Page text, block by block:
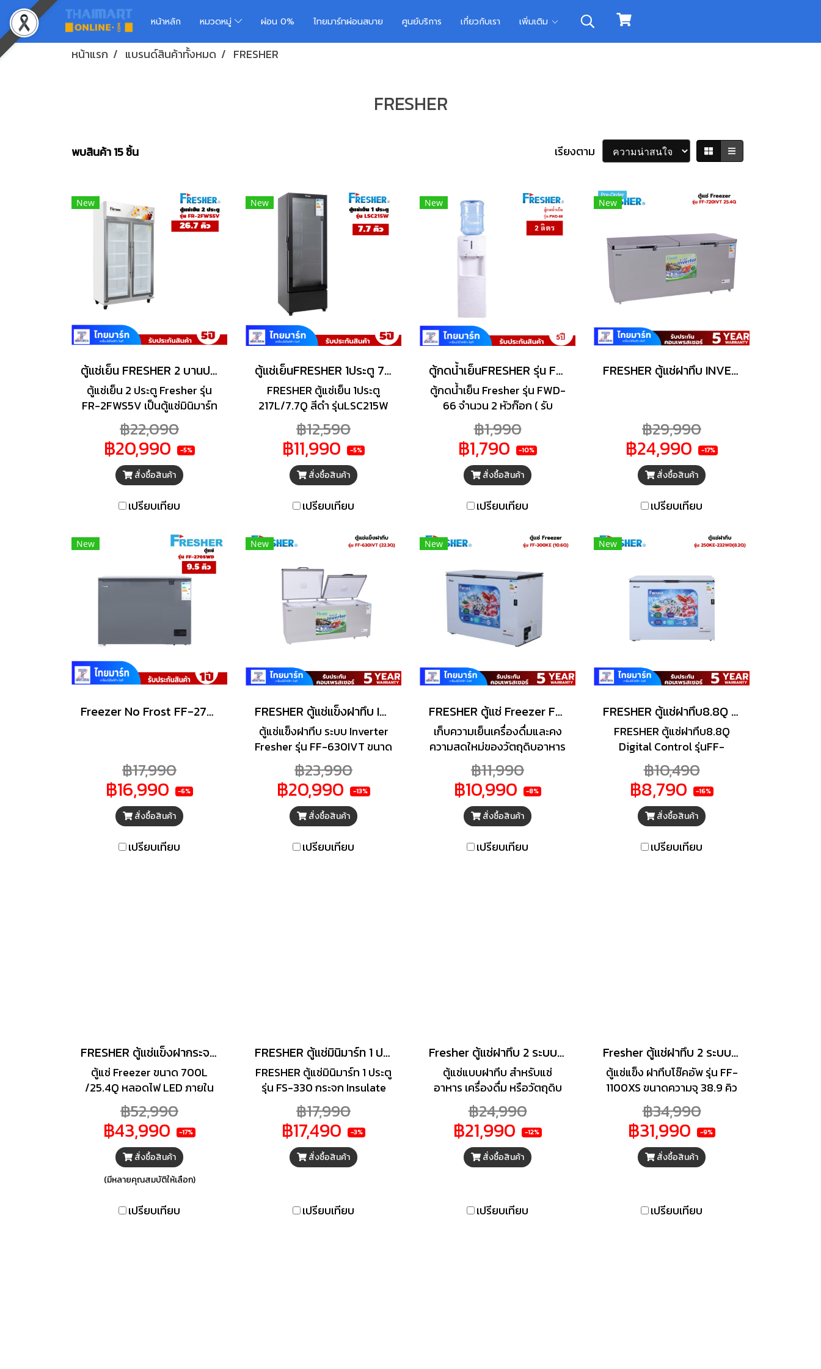
หน้าหลัก หมวดหมู่ ผ่อน 0% ไทยมาร์ทผ่อนสบาย ศูนย์บริการ เกี่ยวกับเรา เพิ่มเติม
หน้าแรก แบรนด์สินค้าทั้งหมด FRESHER
FRESHER
พบสินค้า 15 ชิ้น เรียงตาม
New
ตู้แช่เย็น FRESHER 2 บานประตู 26.7 คิว รุ่นFR-2FWS5V
ตู้แช่เย็น 2 ประตู Fresher รุ่น
FR-2FWS5V เป็นตู้แช่มินิมาร์ท
ขนาดใหญ่ที่มีความจุประมาณ
26.7 - 27.6 คิว ออกแบบมา
เพื่อการแช่เครื่องดื่มหรือผักผล
ไม้โดยเฉพาะ โดยเน้นความ
ประหยัดไฟและประสิทธิภาพใน
การทำความเย็นที่สม่ำเสมอ
฿22,090
฿20,990 -5%
สั่งซื้อสินค้า
เปรียบเทียบ
New
ตู้แช่เย็นFRESHER 1ประตู 7.7 คิว สีดำ รุ่นLSC215W
FRESHER ตู้แช่เย็น 1ประตู
217L/7.7Q สีดำ รุ่นLSC215W
ตู้แช่ มินิมาร์ท เหมาะสำหรับแช่
เครื่องดื่ม ผักผลไม้ บานประตู
กระจกแฟรมเลส ดูโดดเด่น
สวยงามยิ่งขึ้น
฿12,590
฿11,990 -5%
สั่งซื้อสินค้า
เปรียบเทียบ
New
ตู้กดน้ำเย็นFRESHER รุ่น FWD-66
ตู้กดน้ำเย็น Fresher รุ่น FWD-
66 จำนวน 2 หัวก๊อก ( รับ
ประกันสินค้า 5 ปี )
฿1,990
฿1,790 -10%
สั่งซื้อสินค้า
เปรียบเทียบ
New
FRESHER ตู้แช่ฝาทึบ INVERTER รุ่นFF-720IVT ขนาด 25.4คิว
฿29,990
฿24,990 -17%
สั่งซื้อสินค้า
เปรียบเทียบ
New
Freezer No Frost FF-270SWD ขนาด 270L ที่มีระบบประหยัดพลังงาน พร้อมคุณสมบัติที่เหมาะสำหรับการใช้งาน!
฿17,990
฿16,990 -6%
สั่งซื้อสินค้า
เปรียบเทียบ
New
FRESHER ตู้แช่แข็งฝาทึบ Inverter รุ่น FF-630IVTขนาด (22.3Q)
ตู้แช่แข็งฝาทึบ ระบบ Inverter
Fresher รุ่น FF-630IVT ขนาด
22.3 Q ( รับประกันนาน 5 ปี )
฿23,990
฿20,990 -13%
สั่งซื้อสินค้า
เปรียบเทียบ
New
FRESHER ตู้แช่ Freezer FF-300KE (10.6Q)
เก็บความเย็นเครื่องดื่มและคง
ความสดใหม่ของวัตถุดิบอาหาร
ได้ยาวนาน ด้วยตู้แช่แบบฝาทึบ
รุ่น FF-300KE จากแบรนด์
FRESHER ระบบกระจายความ
เย็นแบบ Digital และทำความ
เย็นได้ 2 ระบบ ทั้ง Chiller และ
Freezer (0 ถึง -25 องศา
เซลเซียส) ช่วยเก็บอุณหภูมิ
฿11,990
฿10,990 -8%
สั่งซื้อสินค้า
เปรียบเทียบ
New
FRESHER ตู้แช่ฝาทึบ8.8Q Digital Control รุ่นFF-250KE
FRESHER ตู้แช่ฝาทึบ8.8Q
Digital Control รุ่นFF-
250KE น้ำยา R600a เป็นมิตร
กับสิ่งแวดล้อม หลอดไฟ LED
ภายในส่องสว่าง ทั่วถึงทั้งตู้
ทำความเย็นได้ 2 ระบบ Chiller
และ Freezer Digital display
2 ระบบ ควบคุมอุณหภูมิที่ 10
ถึง -25 องศา วัสดุภายในตู้
฿10,490
฿8,790 -16%
สั่งซื้อสินค้า
เปรียบเทียบ
FRESHER ตู้แช่แข็งฝากระจกโค้ง รุ่น FCG-700 TRAY ขนาด 24.7 คิว
ตู้แช่ Freezer ขนาด 700L
/25.4Q หลอดไฟ LED ภายใน
ส่องสว่าง ทั่วถึงทั้งตู้ ทำความ
เย็นได้ 2 ระบบ ทั้ง Chiller และ
Freezer
฿52,990
฿43,990 -17%
สั่งซื้อสินค้า
(มีหลายคุณสมบัติให้เลือก)
เปรียบเทียบ
FRESHER ตู้แช่มินิมาร์ท 1 ประตู รุ่น FS-330B 11.7 คิว
FRESHER ตู้แช่มินิมาร์ท 1 ประตู
รุ่น FS-330 กระจก Insulate
ชั้น รักษาความเย็นและป้องกัน
ความร้อน ระบบควบคุมความ
เย็น Digital Control พร้อม
หน้าจอแสดงผล
฿17,990
฿17,490 -3%
สั่งซื้อสินค้า
เปรียบเทียบ
Fresher ตู้แช่ฝาทึบ 2 ระบบ ขนาด 25.4 คิว รุ่น FF-720XS
ตู้แช่แบบฝาทึบ สำหรับแช่
อาหาร เครื่องดื่ม หรือวัตถุดิบ
ต่าง ๆ เหมาะกับใช้ตามร้านค้า
ร้านอาหาร หรือครัวเรือนทั่วไป
ผลิตจากวัสดุคุณภาพดี ให้
ความเย็นกระจายทั่วถึงทั้งตู้
ของภายในตู้เย็นนาน รักษา
พร้อมหลอดไฟ LED ส่องสว่าง
฿24,990
฿21,990 -12%
สั่งซื้อสินค้า
เปรียบเทียบ
Fresher ตู้แช่ฝาทึบ 2 ระบบ ขนาด 38.9 คิว รุ่น FF-1100XS
ตู้แช่แข็ง ฝาทึบโช๊คอัพ รุ่น FF-
1100XS ขนาดความจุ 38.9 คิว
จุได้ 1100 ลิตร ทำความเย็นได้ 2
ระบบ Chiller และ Freezer
฿34,990
฿31,990 -9%
สั่งซื้อสินค้า
เปรียบเทียบ